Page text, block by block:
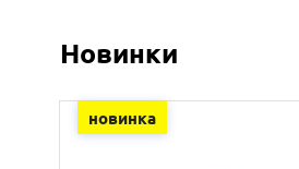
Новинки
новинка